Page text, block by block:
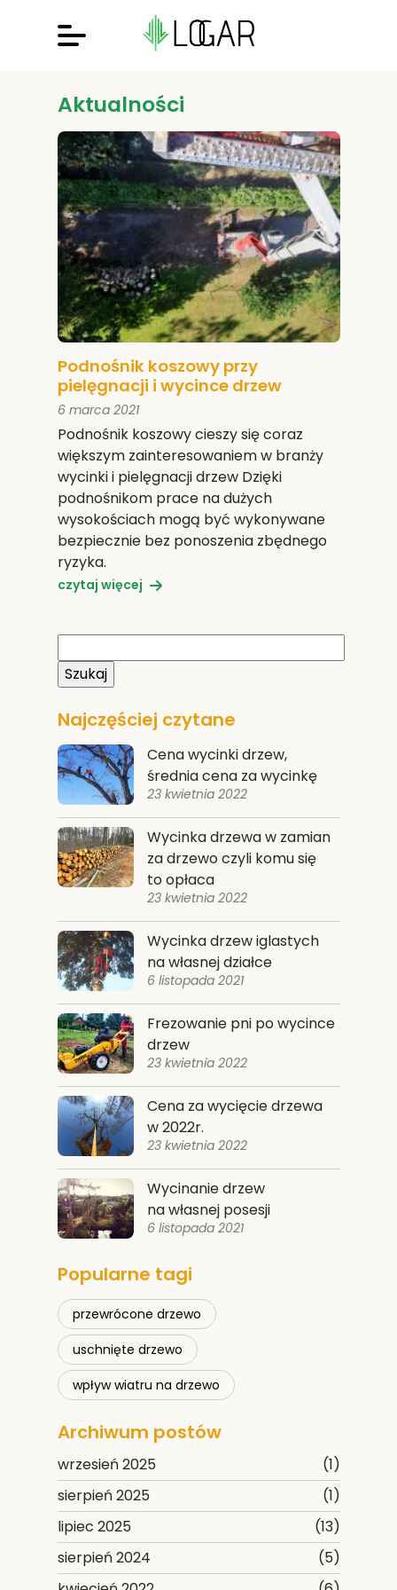
Aktualności
Podnośnik koszowy przy
pielęgnacji i wycince drzew
6 marca 2021
Podnośnik koszowy cieszy się coraz
większym zainteresowaniem w branży
wycinki i pielęgnacji drzew Dzięki
podnośnikom prace na dużych
wysokościach mogą być wykonywane
bezpiecznie bez ponoszenia zbędnego
ryzyka.
czytaj więcej
Najczęściej czytane
Cena wycinki drzew,
średnia cena za wycinkę
23 kwietnia 2022
Wycinka drzewa w zamian
za drzewo czyli komu się
to opłaca
23 kwietnia 2022
Wycinka drzew iglastych
na własnej działce
6 listopada 2021
Frezowanie pni po wycince
drzew
23 kwietnia 2022
Cena za wycięcie drzewa
w 2022r.
23 kwietnia 2022
Wycinanie drzew
na własnej posesji
6 listopada 2021
Popularne tagi
przewrócone drzewo
uschnięte drzewo
wpływ wiatru na drzewo
Archiwum postów
wrzesień 2025
(1)
sierpień 2025
(1)
lipiec 2025
(13)
sierpień 2024
(5)